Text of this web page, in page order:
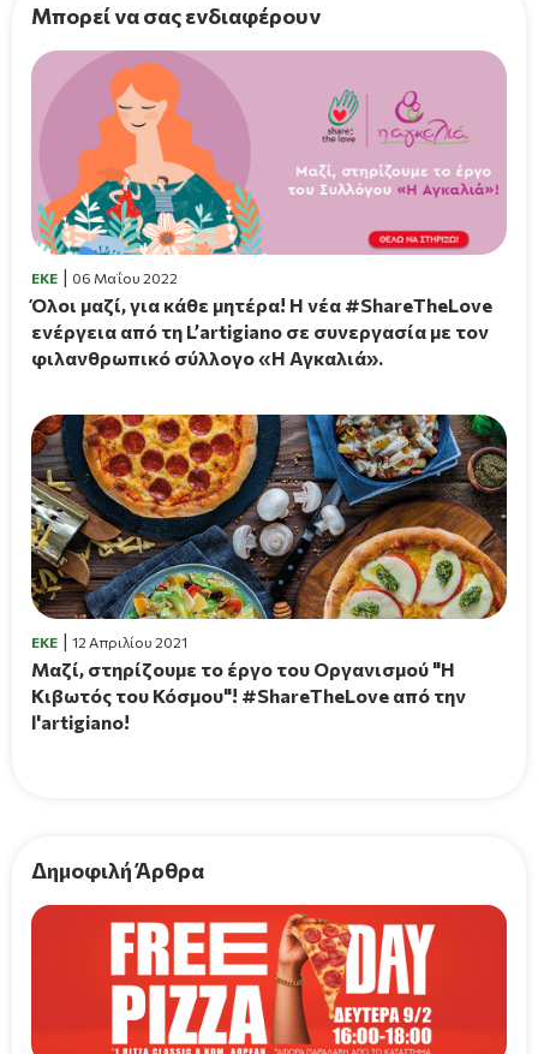
Μπορεί να σας ενδιαφέρουν
EKE 06 Μαΐου 2022
Όλοι μαζί, για κάθε μητέρα! H νέα #ShareTheLove
ενέργεια από τη L’artigiano σε συνεργασία με τον
φιλανθρωπικό σύλλογο «Η Αγκαλιά».
EKE 12 Απριλίου 2021
Μαζί, στηρίζουμε το έργο του Οργανισμού "Η
Κιβωτός του Κόσμου"! #ShareTheLove από την
l'artigiano!
Δημοφιλή Άρθρα